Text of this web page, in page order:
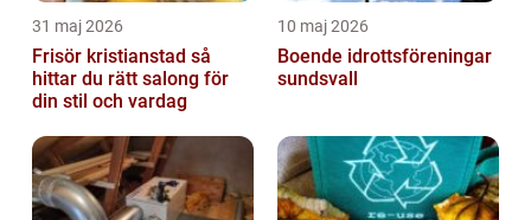
31 maj 2026
Frisör kristianstad så
hittar du rätt salong för
din stil och vardag
10 maj 2026
Boende idrottsföreningar
sundsvall